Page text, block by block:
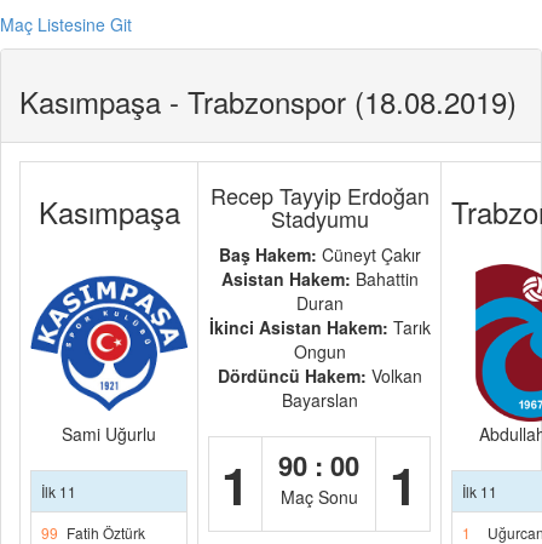
Maç Listesine Git
Kasımpaşa - Trabzonspor (18.08.2019)
Kasımpaşa
Sami Uğurlu
İlk 11
99 Fatih Öztürk
Recep Tayyip Erdoğan
Stadyumu
Baş Hakem: Cüneyt Çakır
Asistan Hakem: Bahattin
Duran
İkinci Asistan Hakem: Tarık
Ongun
Dördüncü Hakem: Volkan
Bayarslan
1 90 : 00
Maç Sonu 1
İlk 11
1